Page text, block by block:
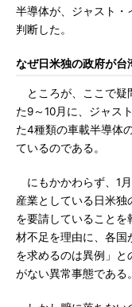
半導体が、ジャスト・
判断した。
なぜ日米独の政府が台
ところが、ここで疑
た9～10月に、ジャス
た4種類の車載半導体
ているのである。
にもかかわらず、1
産業としている日米
を要請していること
材不足を理由に、各国
を求めるのは異例」と
がない異常事態である。